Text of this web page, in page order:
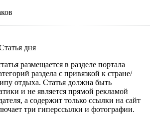
дня
размещается в разделе портала
раздела с привязкой к стране/
отдыха. Статья должна быть
и не является прямой рекламой
а содержит только ссылки на сайт
три гиперссылки и фотографии.